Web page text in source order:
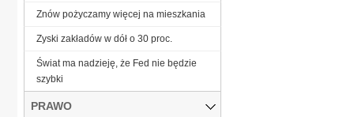
Znów pożyczamy więcej na mieszkania
Zyski zakładów w dół o 30 proc.
Świat ma nadzieję, że Fed nie będzie
szybki
PRAWO